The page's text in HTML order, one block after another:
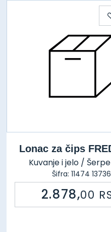
Lonac za čips
Kuvanje i jelo /
Šifra: 11474 13736
2.878,00